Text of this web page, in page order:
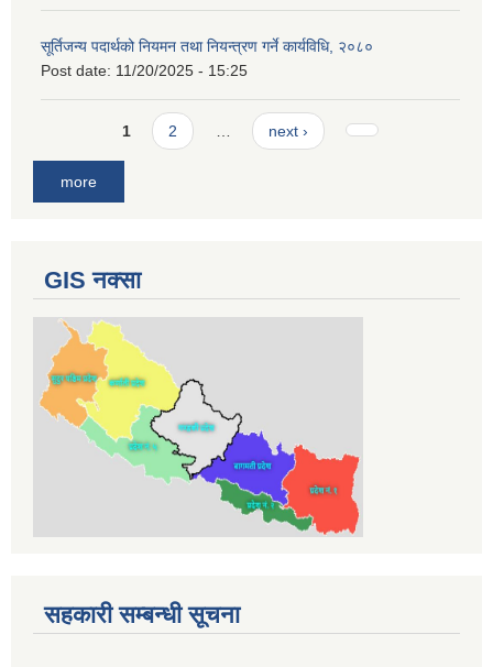
सूर्तिजन्य पदार्थको नियमन तथा नियन्त्रण गर्ने कार्यविधि, २०८०
Post date: 11/20/2025 - 15:25
Pages1 2 next ›
more
GIS नक्सा
सहकारी सम्बन्धी सूचना